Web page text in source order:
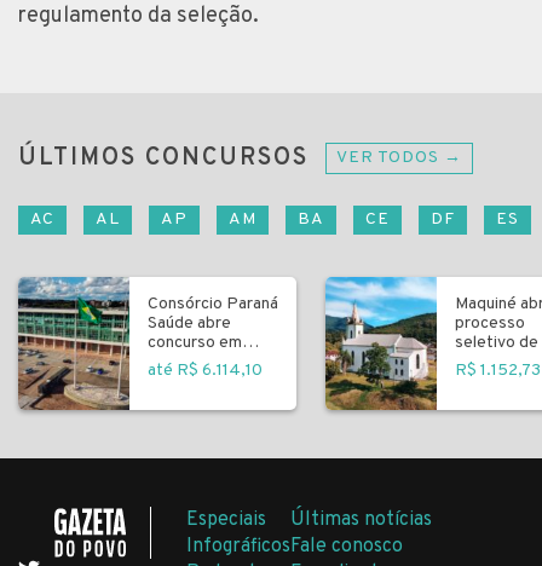
regulamento da seleção.
ÚLTIMOS CONCURSOS VER TODOS →
AC AL AP AM BA CE DF ES
Consórcio Paraná
Saúde abre
concurso em
Curitiba
até R$ 6.114,10
Maquiné
processo
seletivo de
R$ 1.152,73
Especiais
Infográficos
Últimas notícias
Fale conosco